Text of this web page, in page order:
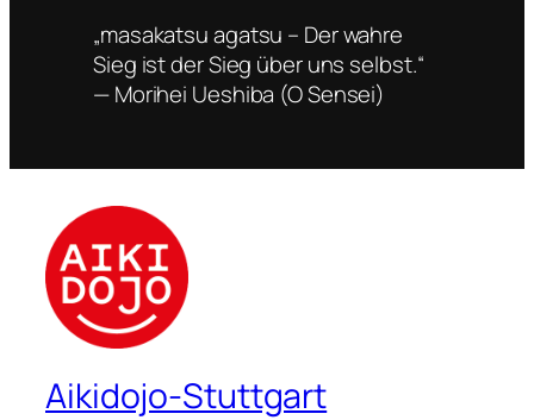
„masakatsu agatsu – Der wahre
Sieg ist der Sieg über uns selbst.“
— Morihei Ueshiba (O Sensei)
Aikidojo-Stuttgart